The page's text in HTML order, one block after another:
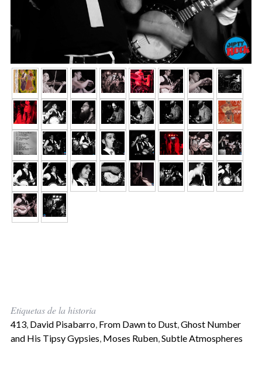
Etiquetas de la historia
413, David Pisabarro, From Dawn to Dust,Ghost Number
and His Tipsy Gypsies, Moses Ruben,Subtle Atmospheres